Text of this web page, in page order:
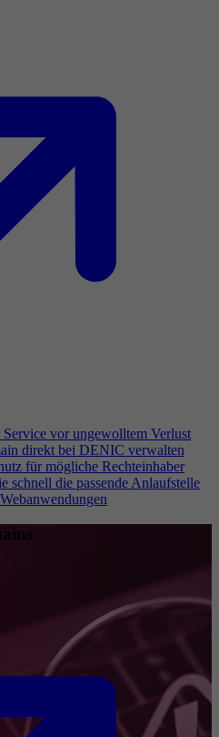
Service vor ungewolltem Verlust
direkt bei DENIC verwalten
für mögliche Rechteinhaber
schnell die passende Anlaufstelle